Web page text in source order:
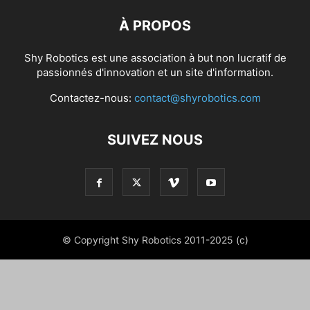
À PROPOS
Shy Robotics est une association à but non lucratif de
passionnés d'innovation et un site d'information.
Contactez-nous: contact@shyrobotics.com
SUIVEZ NOUS
© Copyright Shy Robotics 2011-2025 (c)